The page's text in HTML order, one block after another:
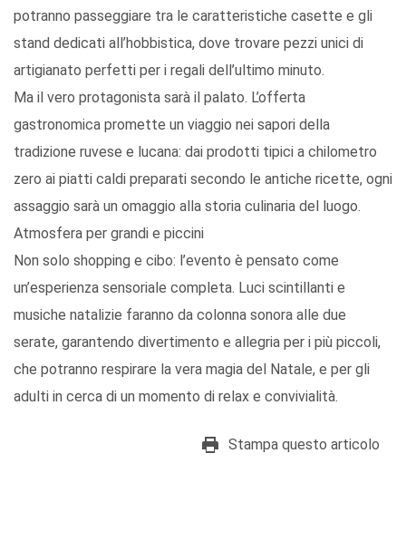
potranno passeggiare tra le caratteristiche casette e gli
stand dedicati all’hobbistica, dove trovare pezzi unici di
artigianato perfetti per i regali dell’ultimo minuto.
Ma il vero protagonista sarà il palato. L’offerta
gastronomica promette un viaggio nei sapori della
tradizione ruvese e lucana: dai prodotti tipici a chilometro
zero ai piatti caldi preparati secondo le antiche ricette, ogni
assaggio sarà un omaggio alla storia culinaria del luogo.
Atmosfera per grandi e piccini
Non solo shopping e cibo: l’evento è pensato come
un’esperienza sensoriale completa. Luci scintillanti e
musiche natalizie faranno da colonna sonora alle due
serate, garantendo divertimento e allegria per i più piccoli,
che potranno respirare la vera magia del Natale, e per gli
adulti in cerca di un momento di relax e convivialità.
Stampa questo articolo